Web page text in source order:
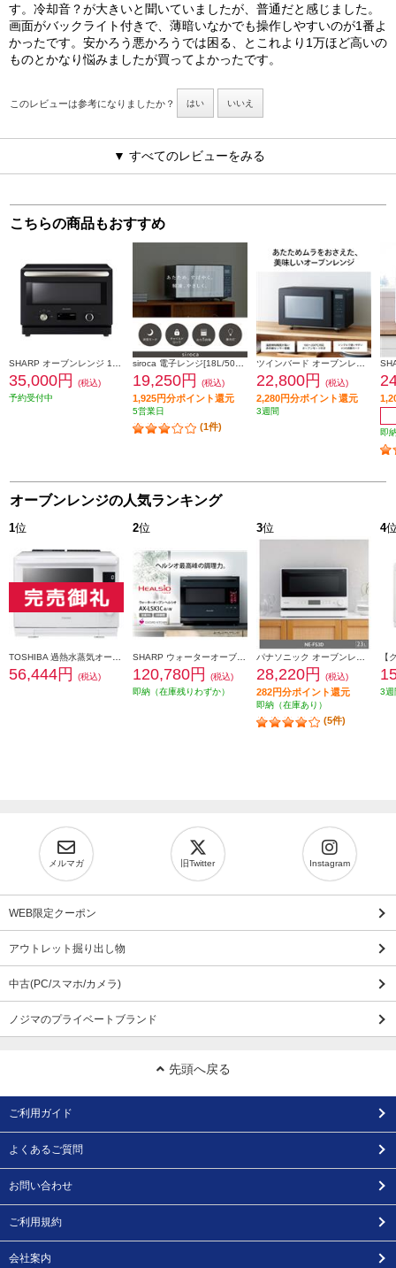
す。冷却音？が大きいと聞いていましたが、普通だと感じました。
画面がバックライト付きで、薄暗いなかでも操作しやすいのが1番よ
かったです。安かろう悪かろうでは困る、とこれより1万ほど高いの
ものとかなり悩みましたが買ってよかったです。
このレビューは参考になりましたか？ はい いいえ
▼ すべてのレビューをみる
こちらの商品もおすすめ
35,000円
(税込)
予約受付中
19,250円 (税込)
1,925円分ポイント還元
5営業日
(1件)
22,800円 (税込)
2,280円分ポイント還元
3週間
即
オーブンレンジの人気ランキング
1位
56,444円 (税込)
2位
120,780円
(税込)
即納（在庫残りわずか）
3位
28,220円 (税込)
282円分ポイント還元
即納（在庫あり）
(5件)
4
3週
メルマガ 旧Twitter Instagram
WEB限定クーポン
アウトレット掘り出し物
中古(PC/スマホ/カメラ)
ノジマのプライベートブランド
先頭へ戻る
ご利用ガイド
よくあるご質問
お問い合わせ
ご利用規約
会社案内